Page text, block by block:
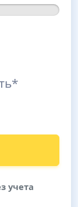
учета